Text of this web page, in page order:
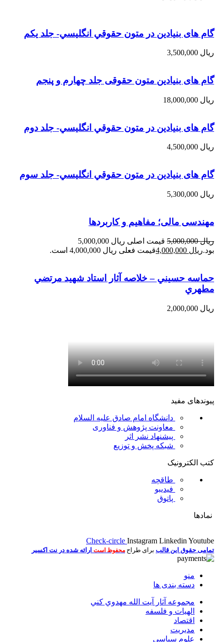
گام های بنیادین در متون حقوقي انگليسي- جلد يكم
ریال
گام های بنیادین متون حقوقی جلد چهارم و پنجم
ریال
گام های بنیادین در متون حقوقي انگليسي- جلد دوم
ریال
گام های بنیادین در متون حقوقي انگليسي- جلد سوم
ریال
مهندسی مالی؛ مفاهیم و کاربردها
ریال5,000,000
قیمت اصلی ریال 5,000,000
بود.ریال قیمت فعلی ریال 4,000,000 است.
حماسه حسيني – خلاصه آثار استاد شهيد مرتضي
مطهري
ریال
پیوندهای مفید
دانشگاه امام صادق علیه السلام
معاونت پژوهش و فناوری
پیشنهاد نشر اثر
شبکه پخش و توزیع
کتب الکترونیک
طاقچه
فیدیبو
پاتوق
نمادها
Check-circle Instagram Linkedin Youtube
تمامی حقوق این قالب برای طراح محفوظ است ارائه شده در نت اکسیر
منو
دسته بندی ها
مجموعه آثار آيت الله مهدوي كني
الهیات و فلسفه
اقتصاد
مديريت
علوم سياسي